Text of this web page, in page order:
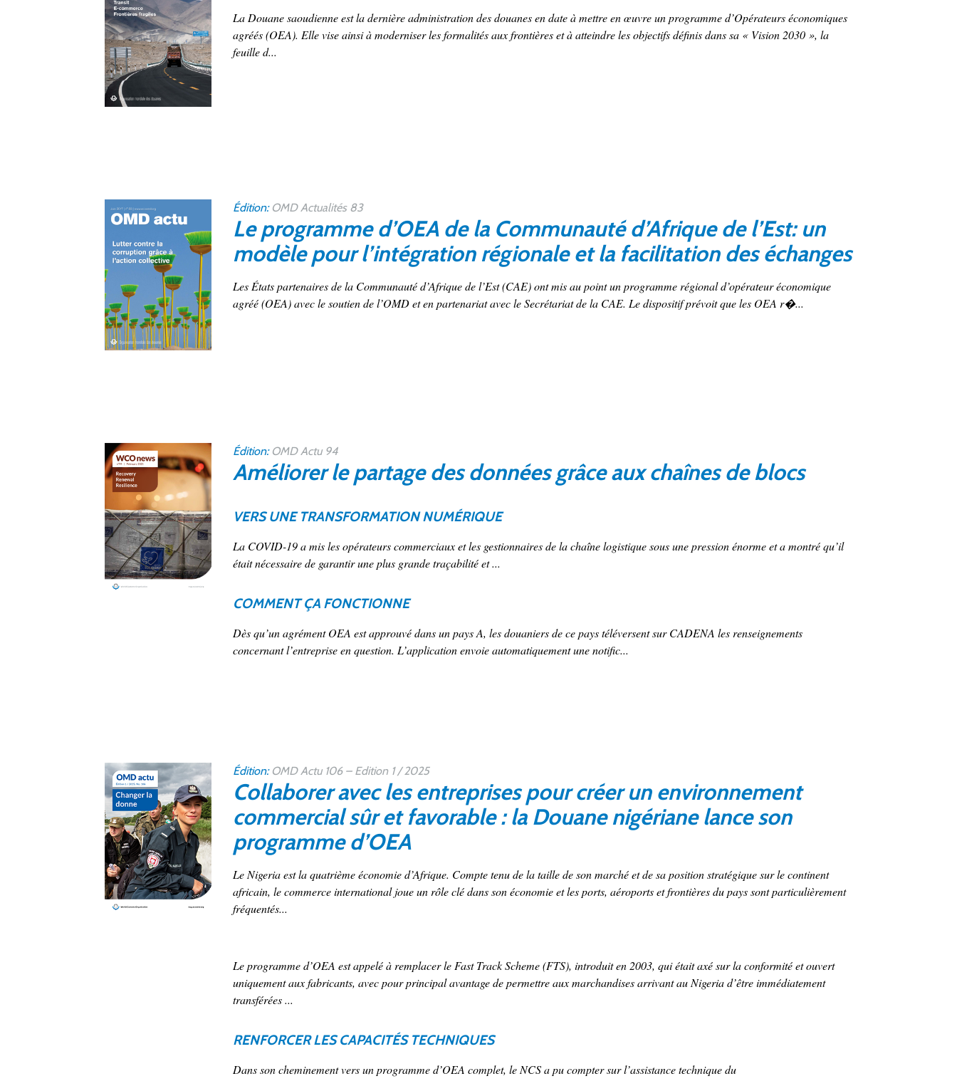
La Douane saoudienne est la dernière administration des douanes en date à mettre en œuvre un programme d’Opérateurs économiques
agréés (OEA). Elle vise ainsi à moderniser les formalités aux frontières et à atteindre les objectifs définis dans sa « Vision 2030 », la
feuille d...
Édition: OMD Actualités 83
Le programme d’OEA de la Communauté d’Afrique de l’Est: un
modèle pour l’intégration régionale et la facilitation des échanges
Les États partenaires de la Communauté d’Afrique de l’Est (CAE) ont mis au point un programme régional d’opérateur économique
agréé (OEA) avec le soutien de l’OMD et en partenariat avec le Secrétariat de la CAE. Le dispositif prévoit que les OEA r�...
Édition: OMD Actu 94
Améliorer le partage des données grâce aux chaînes de blocs
VERS UNE TRANSFORMATION NUMÉRIQUE
La COVID-19 a mis les opérateurs commerciaux et les gestionnaires de la chaîne logistique sous une pression énorme et a montré qu’il
était nécessaire de garantir une plus grande traçabilité et ...
COMMENT ÇA FONCTIONNE
Dès qu’un agrément OEA est approuvé dans un pays A, les douaniers de ce pays téléversent sur CADENA les renseignements
concernant l’entreprise en question. L’application envoie automatiquement une notific...
Édition: OMD Actu 106 – Edition 1 / 2025
Collaborer avec les entreprises pour créer un environnement
commercial sûr et favorable : la Douane nigériane lance son
programme d’OEA
Le Nigeria est la quatrième économie d’Afrique. Compte tenu de la taille de son marché et de sa position stratégique sur le continent
africain, le commerce international joue un rôle clé dans son économie et les ports, aéroports et frontières du pays sont particulièrement
fréquentés...
Le programme d’OEA est appelé à remplacer le Fast Track Scheme (FTS), introduit en 2003, qui était axé sur la conformité et ouvert
uniquement aux fabricants, avec pour principal avantage de permettre aux marchandises arrivant au Nigeria d’être immédiatement
transférées ...
RENFORCER LES CAPACITÉS TECHNIQUES
Dans son cheminement vers un programme d’OEA complet, le NCS a pu compter sur l’assistance technique du